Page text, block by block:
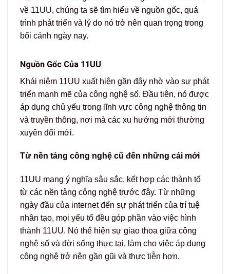
về 11UU, chúng ta sẽ tìm hiểu về nguồn gốc, quá
trình phát triển và lý do nó trở nên quan trọng trong
bối cảnh ngày nay.
Nguồn Gốc Của 11UU
Khái niệm 11UU xuất hiện gần đây nhờ vào sự phát
triển mạnh mẽ của công nghệ số. Đầu tiên, nó được
áp dụng chủ yếu trong lĩnh vực công nghệ thông tin
và truyền thông, nơi mà các xu hướng mới thường
xuyên đổi mới.
Từ nền tảng công nghệ cũ đến những cái mới
11UU mang ý nghĩa sâu sắc, kết hợp các thành tố
từ các nền tảng công nghệ trước đây. Từ những
ngày đầu của internet đến sự phát triển của trí tuệ
nhân tạo, mọi yếu tố đều góp phần vào việc hình
thành 11UU. Nó thể hiện sự giao thoa giữa công
nghệ số và đời sống thực tại, làm cho việc áp dụng
công nghệ trở nên gần gũi và thực tiễn hơn.